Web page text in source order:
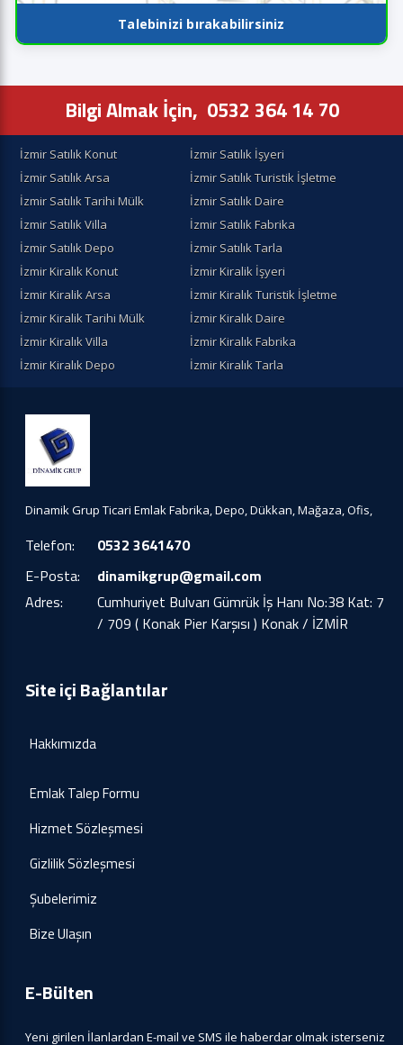
Talebinizi bırakabilirsiniz
Bilgi Almak İçin, 0532 364 14 70
İzmir Satılık Konut
İzmir Satılık İşyeri
İzmir Satılık Arsa
İzmir Satılık Turistik İşletme
İzmir Satılık Tarihi Mülk
İzmir Satılık Daire
İzmir Satılık Villa
İzmir Satılık Fabrika
İzmir Satılık Depo
İzmir Satılık Tarla
İzmir Kiralık Konut
İzmir Kiralik İşyeri
İzmir Kiralik Arsa
İzmir Kiralık Turistik İşletme
İzmir Kiralik Tarihi Mülk
İzmir Kiralık Daire
İzmir Kiralık Villa
İzmir Kiralık Fabrika
İzmir Kiralık Depo
İzmir Kiralık Tarla
Dinamik Grup Ticari Emlak Fabrika, Depo, Dükkan, Mağaza, Ofis,
Telefon:
0532 3641470
E-Posta:
dinamikgrup@gmail.com
Adres:
Cumhuriyet Bulvarı Gümrük İş Hanı No:38 Kat: 7
/ 709 ( Konak Pier Karşısı ) Konak / İZMİR
Site içi Bağlantılar
Hakkımızda
Emlak Talep Formu
Hizmet Sözleşmesi
Gizlilik Sözleşmesi
Şubelerimiz
Bize Ulaşın
E-Bülten
Yeni girilen İlanlardan E-mail ve SMS ile haberdar olmak isterseniz